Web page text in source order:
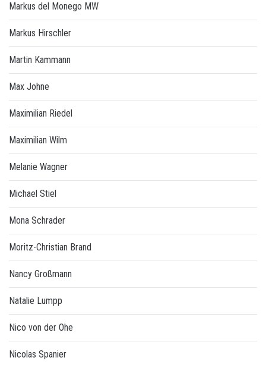
Markus del Monego MW
Markus Hirschler
Martin Kammann
Max Johne
Maximilian Riedel
Maximilian Wilm
Melanie Wagner
Michael Stiel
Mona Schrader
Moritz-Christian Brand
Nancy Großmann
Natalie Lumpp
Nico von der Ohe
Nicolas Spanier